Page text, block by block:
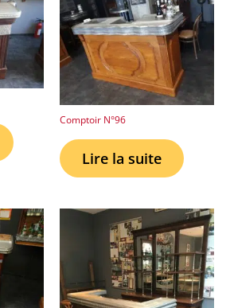
Comptoir N°96
Lire la suite